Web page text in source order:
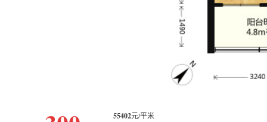
55402元/平米